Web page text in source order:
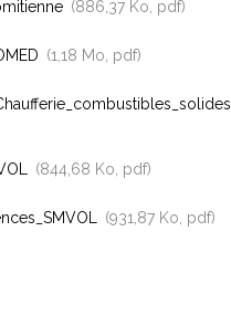
886,37 Ko, pdf
1,18 Mo, pdf
844,68 Ko, pdf
931,87 Ko, pdf